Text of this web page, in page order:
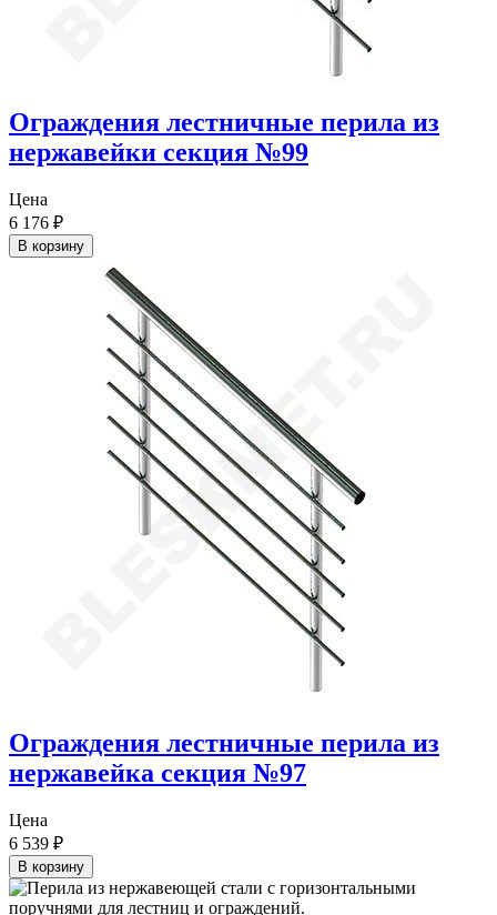
Ограждения лестничные перила из
нержавейки секция №99
Цена
6 176 ₽
В корзину
Ограждения лестничные перила из
нержавейка секция №97
Цена
6 539 ₽
В корзину